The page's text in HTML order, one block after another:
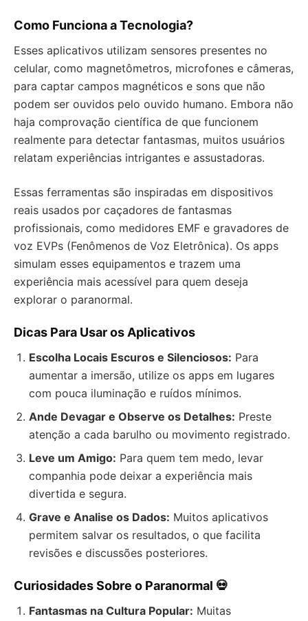
Como Funciona a Tecnologia?
Esses aplicativos utilizam sensores presentes no
celular, como magnetômetros, microfones e câmeras,
para captar campos magnéticos e sons que não
podem ser ouvidos pelo ouvido humano. Embora não
haja comprovação científica de que funcionem
realmente para detectar fantasmas, muitos usuários
relatam experiências intrigantes e assustadoras.
Essas ferramentas são inspiradas em dispositivos
reais usados por caçadores de fantasmas
profissionais, como medidores EMF e gravadores de
voz EVPs (Fenômenos de Voz Eletrônica). Os apps
simulam esses equipamentos e trazem uma
experiência mais acessível para quem deseja
explorar o paranormal.
Dicas Para Usar os Aplicativos
Escolha Locais Escuros e Silenciosos: Para
aumentar a imersão, utilize os apps em lugares
com pouca iluminação e ruídos mínimos.
Ande Devagar e Observe os Detalhes: Preste
atenção a cada barulho ou movimento registrado.
Leve um Amigo: Para quem tem medo, levar
companhia pode deixar a experiência mais
divertida e segura.
Grave e Analise os Dados: Muitos aplicativos
permitem salvar os resultados, o que facilita
revisões e discussões posteriores.
Curiosidades Sobre o Paranormal 💀
Fantasmas na Cultura Popular: Muitas